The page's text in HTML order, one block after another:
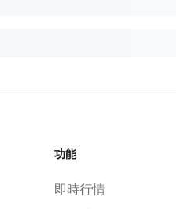
功能
即時行情